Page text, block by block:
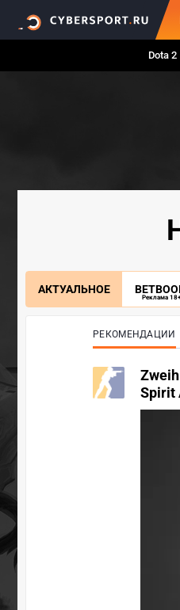
Dota 2
АКТУАЛЬНОЕ
Реклама 18+
РЕКОМЕНДАЦИИ
Spirit